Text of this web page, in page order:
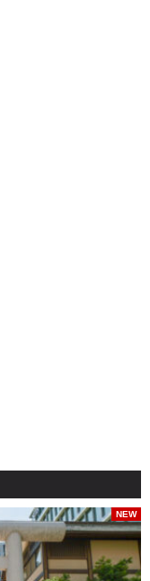
NEW